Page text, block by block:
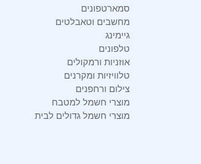
סמארטפונים
מחשבים וטאבלטים
גיימינג
טלפונים
אוזניות ורמקולים
טלוויזיות ומקרנים
צילום ורחפנים
מוצרי חשמל למטבח
מוצרי חשמל גדולים לבית